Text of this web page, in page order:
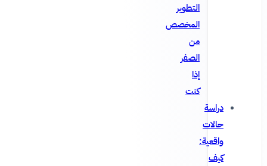
التطوير
المخصص
من
الصفر
إذا
كنت
دراسة
حالات
واقعية:
كيف